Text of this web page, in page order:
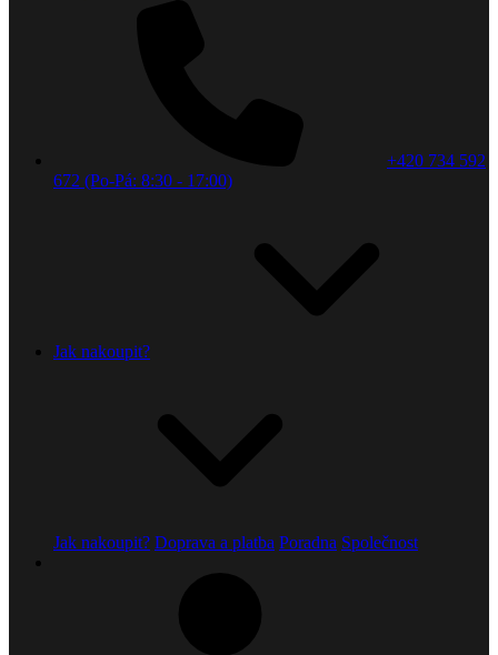
+420 734 592
672 (Po-Pá: 8:30 - 17:00)
Jak nakoupit?
Jak nakoupit? Doprava a platba Poradna Společnost